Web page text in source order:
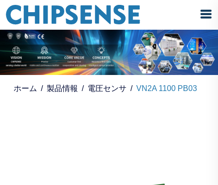
ホーム 製品情報 電圧センサ VN2A 1100 PB03